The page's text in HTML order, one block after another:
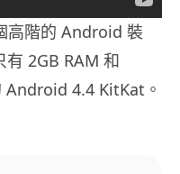
高階的 Android 裝
2GB RAM 和
Android 4.4 KitKat。